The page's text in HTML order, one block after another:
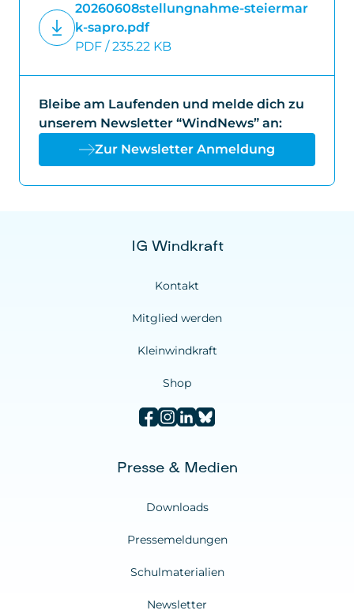
20260608stellungnahme-steiermar
k-sapro.pdf
PDF / 235.22 KB
Bleibe am Laufenden und melde dich zu
unserem Newsletter “WindNews” an:
Zur Newsletter Anmeldung
IG Windkraft
Kontakt
Mitglied werden
Kleinwindkraft
Shop
Presse & Medien
Downloads
Pressemeldungen
Schulmaterialien
Newsletter